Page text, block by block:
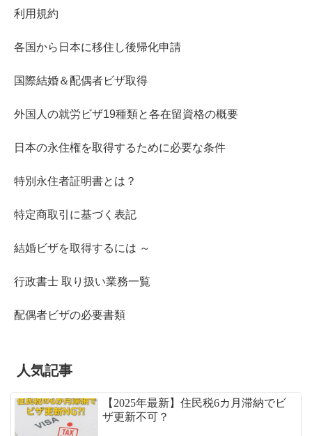
利用規約
各国から日本に移住し後帰化申請
国際結婚＆配偶者ビザ取得
外国人の就労ビザ19種類と各在留資格の概要
日本の永住権を取得するために必要な条件
特別永住者証明書とは？
特定商取引に基づく表記
結婚ビザを取得するには ～
行政書士 取り扱い業務一覧
配偶者ビザの必要書類
人気記事
【2025年最新】住民税6カ月滞納でビ
ザ更新不可？